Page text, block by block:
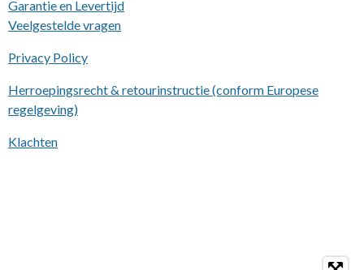
Garantie en Levertijd
Veelgestelde vragen
Privacy Policy
Herroepingsrecht & retourinstructie (conform Europese
regelgeving)
Klachten